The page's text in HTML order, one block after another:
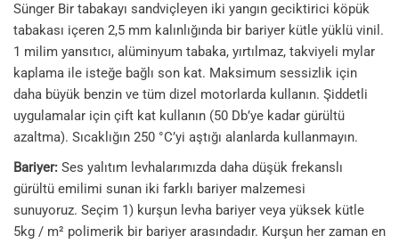
Sünger Bir tabakayı sandviçleyen iki yangın geciktirici köpük
tabakası içeren 2,5 mm kalınlığında bir bariyer kütle yüklü vinil.
1 milim yansıtıcı, alüminyum tabaka, yırtılmaz, takviyeli mylar
kaplama ile isteğe bağlı son kat. Maksimum sessizlik için
daha büyük benzin ve tüm dizel motorlarda kullanın. Şiddetli
uygulamalar için çift kat kullanın (50 Db’ye kadar gürültü
azaltma). Sıcaklığın 250 °C’yi aştığı alanlarda kullanmayın.
Bariyer: Ses yalıtım levhalarımızda daha düşük frekanslı
gürültü emilimi sunan iki farklı bariyer malzemesi
sunuyoruz. Seçim 1) kurşun levha bariyer veya yüksek kütle
5kg / m² polimerik bir bariyer arasındadır. Kurşun her zaman en